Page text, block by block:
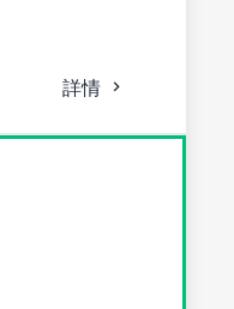
詳情